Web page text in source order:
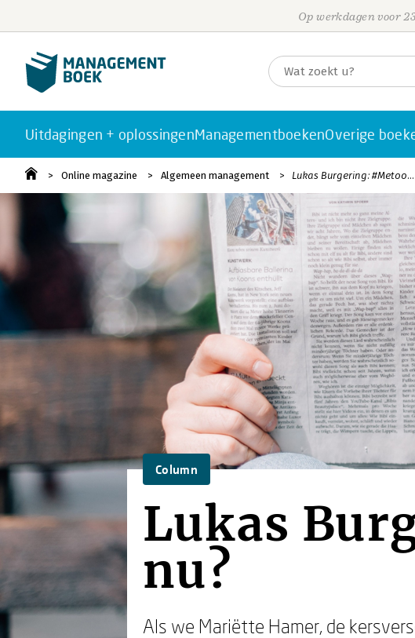
Op werkdagen voor
Uitdagingen + oplossingenManagementboekenOverige
Online magazine Algemeen management Lukas Burgering:
Column
Lukas
nu?
Als we Mariëtte Hamer, de